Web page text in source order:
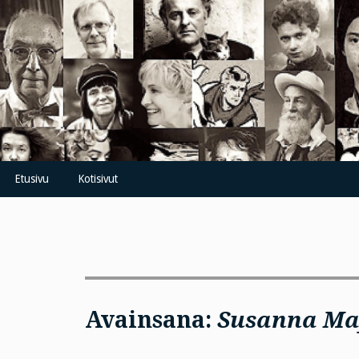
Skip
to
content
Etusivu Kotisivut
Avainsana: Susanna